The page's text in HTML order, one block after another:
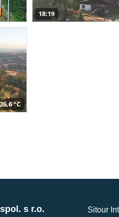
18:19
°C
s r.o.
Sitour